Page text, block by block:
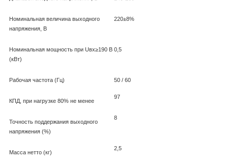
Номинальная величина выходного
напряжения, В
220±8%
Номинальная мощность при Uвх≥190 В
(кВт)
0,5
Рабочая частота (Гц) 50 / 60
КПД, при нагрузке 80% не менее
97
Точность поддержания выходного
напряжения (%)
8
Масса нетто (кг)
2,5